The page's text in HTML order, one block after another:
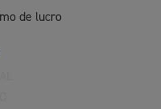
de lucro